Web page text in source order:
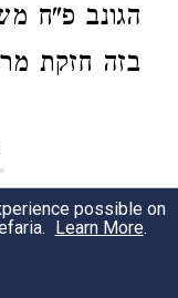
הגונב פ"ח
בזה חזקת
1
(ש"ך סק"ו)
נ"ב דברי
possible on
Learn More.